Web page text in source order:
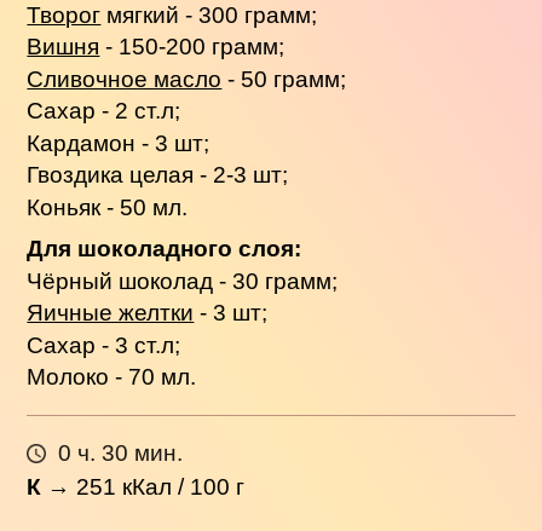
Творог мягкий - 300 грамм;
Вишня - 150-200 грамм;
Сливочное масло - 50 грамм;
Сахар - 2 ст.л;
Кардамон - 3 шт;
Гвоздика целая - 2-3 шт;
Коньяк - 50 мл.
Для шоколадного слоя:
Чёрный шоколад - 30 грамм;
Яичные желтки - 3 шт;
Сахар - 3 ст.л;
Молоко - 70 мл.
0 ч. 30 мин.
К → 251 кКал / 100 г